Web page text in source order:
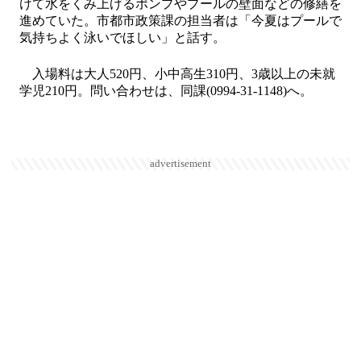
けて水をくみ上げるポンプやプールの壁面などの修繕を
進めていた。市都市政策課の担当者は「今夏はプールで
気持ちよく泳いでほしい」と話す。
入場料は大人520円、小中高生310円、3歳以上の未就
学児210円。問い合わせは、同課(0994-31-1148)へ。
advertisement